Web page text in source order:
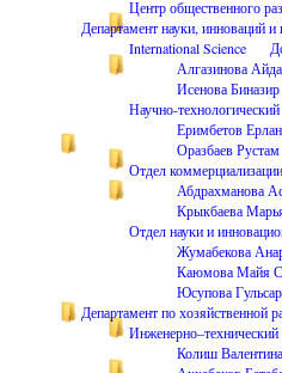
Центр общественного
Департамент науки, инноваций
International Science
Алгазинова
Исенова
Научно-технологический
Еримбетов
Оразбаев
Отдел коммерциализации
Абдрахманова
Крыкбаева
Отдел науки и
Жумабекова
Каюмова Майя
Юсупова
Департамент по хозяйственной
Инженерно–технический
Колиш